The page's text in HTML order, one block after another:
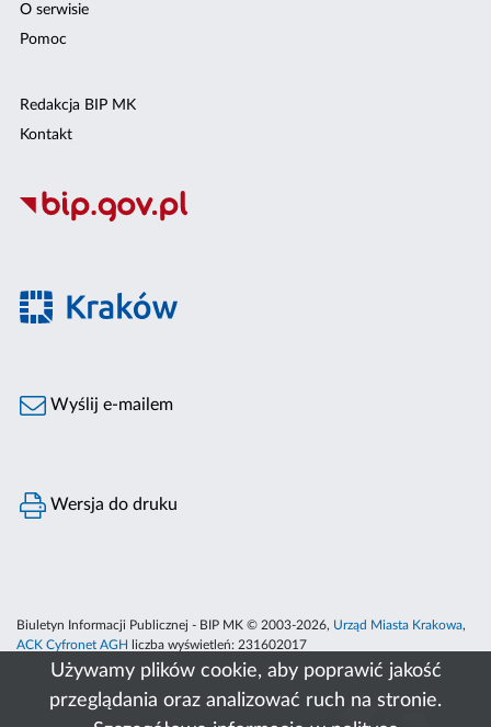
Używamy plików cookie, aby poprawić jakość
przeglądania oraz analizować ruch na stronie.
O serwisie
Pomoc
Redakcja BIP MK
Kontakt
Wyślij e-mailem
Wersja do druku
Biuletyn Informacji Publicznej - BIP MK © 2003-2026, Urząd Miasta Krakowa,
ACK Cyfronet AGH
liczba wyświetleń: 231602017